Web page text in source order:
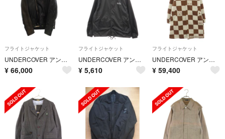
フライトジャケット
UNDERCOVER アンダーカバー ホースハイド ボア レザー ジップアップ ジャケット ブラック 6A210-B4
¥ 66,000
フライトジャケット
UNDERCOVER アンダーカバー U LOGO ロゴプリント スナップボタン コーチジャケット ブラック N9205
¥ 5,610
フライトジャケット
UNDERCOVER アンダーカバー 23AW×FRAGMENT チェッカーデザインフリースコート ブラウン UC2C9305-1
¥ 59,400